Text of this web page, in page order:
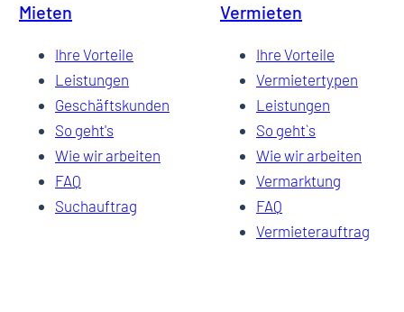
Mieten
Ihre Vorteile
Leistungen
Geschäftskunden
So geht's
Wie wir arbeiten
FAQ
Suchauftrag
Vermieten
Ihre Vorteile
Vermietertypen
Leistungen
So geht`s
Wie wir arbeiten
Vermarktung
FAQ
Vermieterauftrag